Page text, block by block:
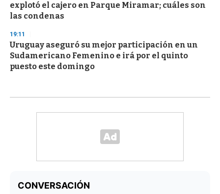
explotó el cajero en Parque Miramar; cuáles son
las condenas
19:11
Uruguay aseguró su mejor participación en un
Sudamericano Femenino e irá por el quinto
puesto este domingo